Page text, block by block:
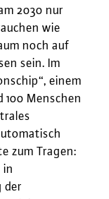
2030 nur
wie
noch auf
sein. Im
einem
Menschen
zum Tragen:
in
der